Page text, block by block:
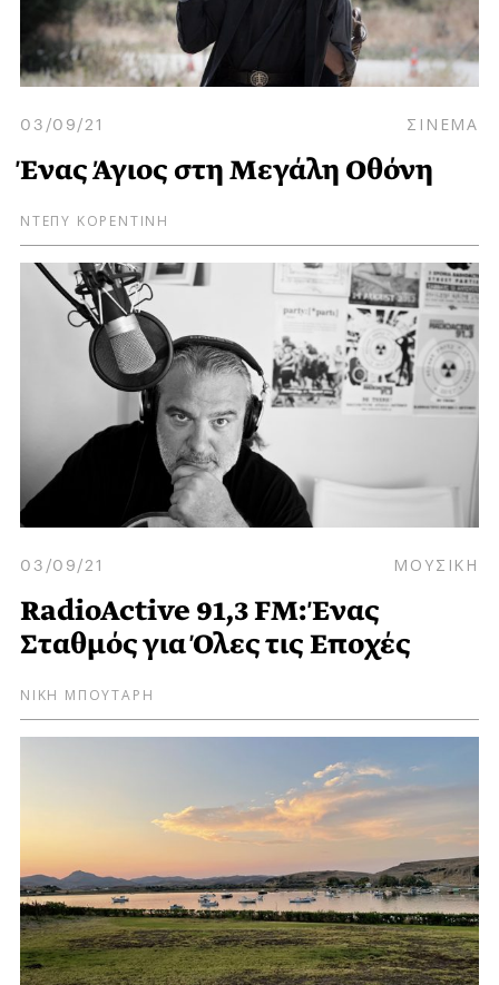
03/09/21 ΣΙΝΕΜΑ
Ένας Άγιος στη Μεγάλη Οθόνη
ΝΤΕΠΥ ΚΟΡΕΝΤΙΝΗ
03/09/21 ΜΟΥΣΙΚΗ
RadioActive 91,3 FM: Ένας
Σταθμός για Όλες τις Εποχές
ΝΙΚΗ ΜΠΟΥΤΑΡΗ